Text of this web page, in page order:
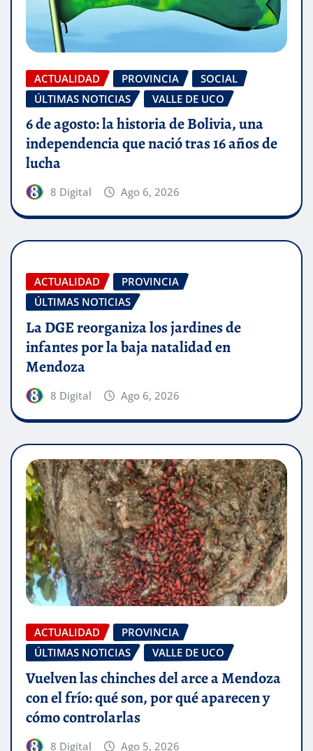
ACTUALIDAD PROVINCIA
SOCIAL
ÚLTIMAS NOTICIAS
VALLE DE UCO
6 de agosto: la historia de Bolivia, una
independencia que nació tras 16 años de
lucha
8 Digital Ago 6, 2026
ACTUALIDAD
PROVINCIA
ÚLTIMAS NOTICIAS
La DGE reorganiza los jardines de
infantes por la baja natalidad en
Mendoza
8 Digital Ago 6, 2026
ACTUALIDAD
PROVINCIA
ÚLTIMAS NOTICIAS
VALLE DE UCO
Vuelven las chinches del arce a Mendoza
con el frío: qué son, por qué aparecen y
cómo controlarlas
8 Digital Ago 5, 2026